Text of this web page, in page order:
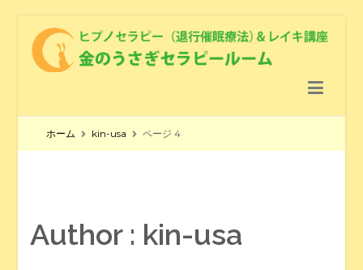
ヒプノセラピー（退行催眠療法） ＆レイキ講座 ＆ クリスタル
ホーム kin-usa ページ 4
Author : kin-usa